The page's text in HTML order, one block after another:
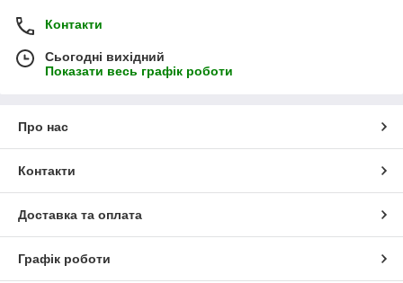
Контакти
Сьогодні вихідний
Показати весь графік роботи
Про нас
Контакти
Доставка та оплата
Графік роботи